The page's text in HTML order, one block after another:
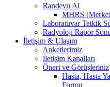
Randevu Al
MHRS
Laboratuvar Tetkik
Radyoloji Rapor
İletişim & Ulaşım
Anketlerimiz
İletişim Kanalları
Öneri ve Görüşleriniz
Hasta, Hasta
Formu